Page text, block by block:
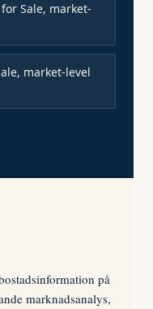
Sale, market-
market-level
på
marknadsanalys,